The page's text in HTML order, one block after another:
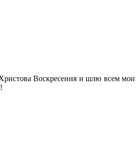
Воскресения и шлю всем мои